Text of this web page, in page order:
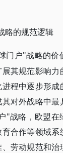
略的规范逻辑
门户"战略的价
其规范影响力
程中逐步形成
对外战略中最
"战略，欧盟在
合作等领域系
劳动规范和治